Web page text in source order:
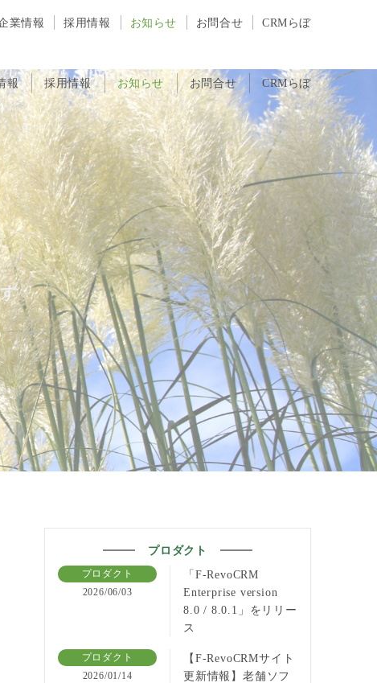
報 採用情報 お知らせ お問合せ CRMらぼ
業情報 採用情報 お知らせ お問合せ CRMらぼ
プロダクト
プロダクト
2026/06/03
「F-RevoCRM
Enterprise version
8.0 / 8.0.1」をリリー
ス
プロダクト
2026/01/14
【F-RevoCRMサイト
更新情報】老舗ソフ